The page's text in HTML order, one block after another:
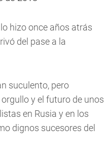
hizo once años atrás
del pase a la
suculento, pero
y el futuro de unos
en Rusia y en los
dignos sucesores del